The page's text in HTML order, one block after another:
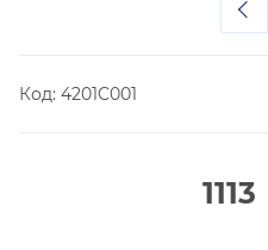
Код: 4201C001
1113